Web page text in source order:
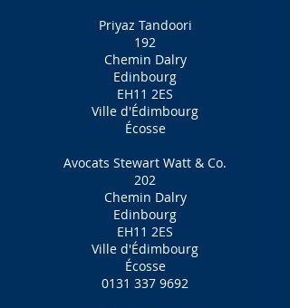
Priyaz Tandoori
192
Chemin Dalry
Edinbourg
EH11 2ES
Ville d'Édimbourg
Écosse
Avocats Stewart Watt & Co.
202
Chemin Dalry
Edinbourg
EH11 2ES
Ville d'Édimbourg
Écosse
0131 337 9692